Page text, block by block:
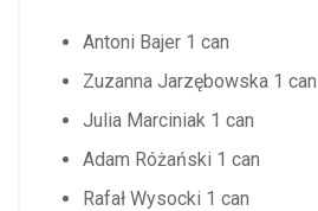
Antoni Bajer 1 can
Zuzanna Jarzębowska 1 can
Julia Marciniak 1 can
Adam Różański 1 can
Rafał Wysocki 1 can